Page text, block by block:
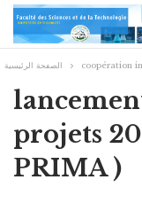
الصفحة الرئيسية coopération
projets
PRIMA )